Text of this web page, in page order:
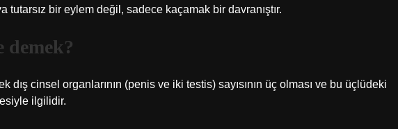
tutarsız bir eylem değil, sadece kaçamak bir davranıştır.
dış cinsel organlarının (penis ve iki testis) sayısının üç olması ve bu üçlüdeki
ilgilidir.